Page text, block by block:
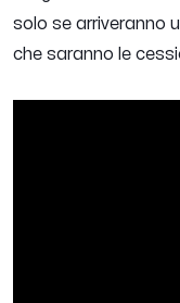
solo se arriveranno
che saranno le